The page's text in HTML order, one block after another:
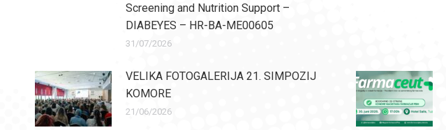
Screening and Nutrition Support –
DIABEYES – HR-BA-ME00605
31/07/2026
VELIKA FOTOGALERIJA 21. SIMPOZIJ
KOMORE
21/06/2026